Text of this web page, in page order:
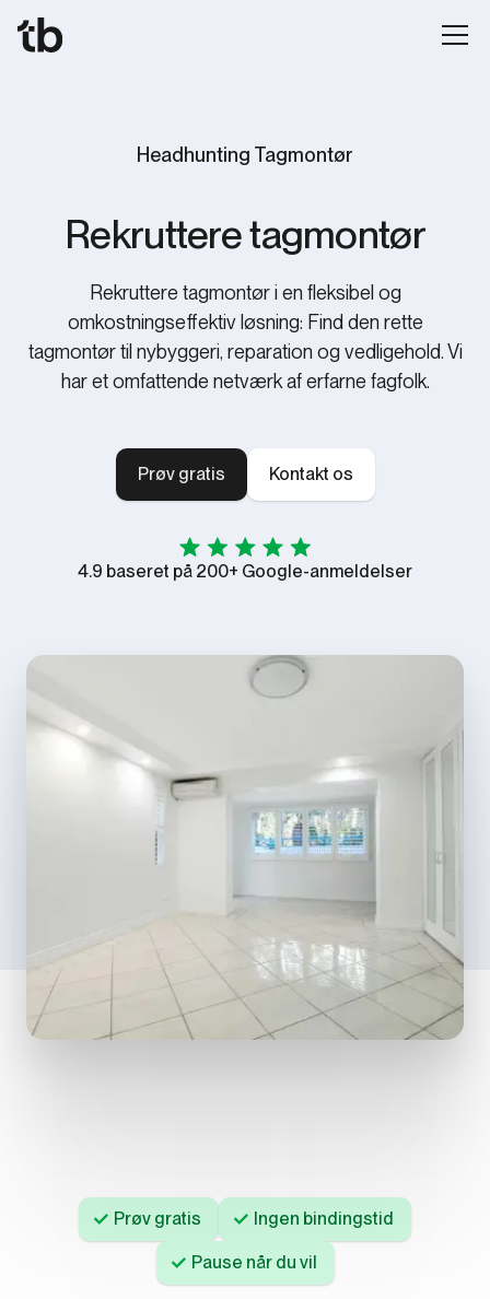
Headhunting ‍Tagmontør
‍Rekruttere tagmontør
Rekruttere tagmontør i en fleksibel og
omkostningseffektiv løsning: Find den rette
tagmontør til nybyggeri, reparation og vedligehold. Vi
har et omfattende netværk af erfarne fagfolk.
Prøv gratis Kontakt os
4.9 baseret på 200+ Google-anmeldelser
Prøv gratis Ingen bindingstid
Pause når du vil